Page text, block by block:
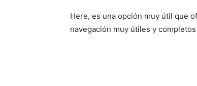
Here, es una opción muy útil que
navegación muy útiles y